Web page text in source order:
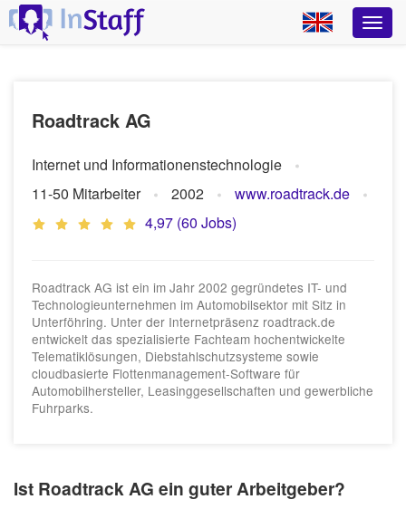
Roadtrack AG
Internet und Informationenstechnologie
11-50 Mitarbeiter
2002
www.roadtrack.de
4,97 (60 Jobs)
Roadtrack AG ist ein im Jahr 2002 gegründetes IT- und
Technologieunternehmen im Automobilsektor mit Sitz in
Unterföhring. Unter der Internetpräsenz roadtrack.de
entwickelt das spezialisierte Fachteam hochentwickelte
Telematiklösungen, Diebstahlschutzsysteme sowie
cloudbasierte Flottenmanagement-Software für
Automobilhersteller, Leasinggesellschaften und gewerbliche
Fuhrparks.
Ist Roadtrack AG ein guter Arbeitgeber?